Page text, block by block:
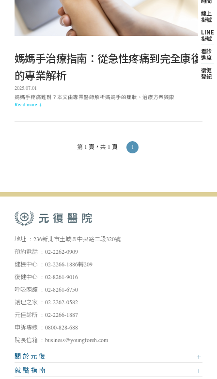
媽媽手治療指南：從急性疼痛到完全康復
的專業解析
2025.07.01
媽媽手疼痛難耐？本文由專業醫師解析媽媽手的症狀、治療方案與康 …
Read more +
第 1 頁，共 1 頁 1
地址
236新北市土城區中央路二段320號
預約電話
02-2262-0909
健檢中心
02-2266-1886轉209
復健中心
02-8261-9016
呼吸照護
02-8261-6750
護理之家
02-2262-0582
元佳診所
02-2266-1887
申訴專線
0800-828-688
院長信箱
business@youngforeh.com
關於元復
就醫指南
線上
掛號
LINE
掛號
看診
進度
復健
登記